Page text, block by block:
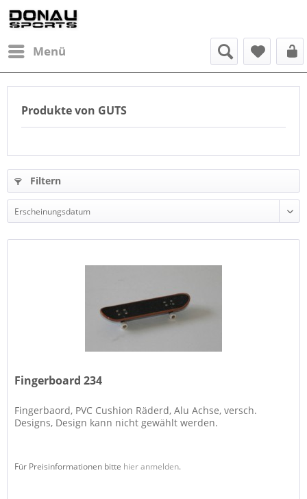
Menü
Produkte von GUTS
Filtern
Fingerboard 234
Fingerbaord, PVC Cushion Räderd, Alu Achse, versch.
Designs, Design kann nicht gewählt werden.
Für Preisinformationen bitte hier anmelden.